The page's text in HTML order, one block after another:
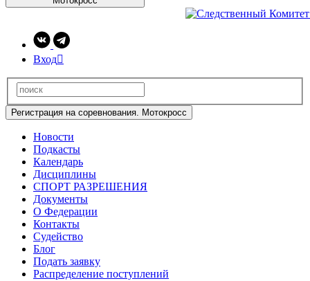
Вход
Регистрация на соревнования. Мотокросс
Новости
Подкасты
Календарь
Дисциплины
СПОРТ РАЗРЕШЕНИЯ
Документы
О Федерации
Контакты
Судейство
Блог
Подать заявку
Распределение поступлений